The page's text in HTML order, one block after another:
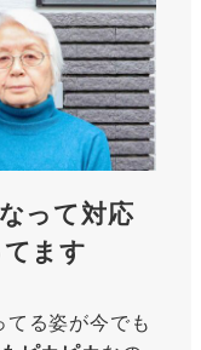
って対応
ます
る姿が今でも